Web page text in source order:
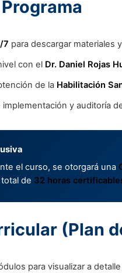
7 para descargar materiales
con el Dr. Daniel Rojas
de la Habilitación
y auditoría
el curso, se otorgará una
de 32 horas
(Plan
para visualizar a